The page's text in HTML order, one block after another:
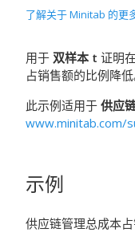
了解关于 Minitab 的更
用于 双样本 t 证明
占销售额的比例降低
此示例适用于 供应
www.minitab.com/
示例
供应链管理总成本